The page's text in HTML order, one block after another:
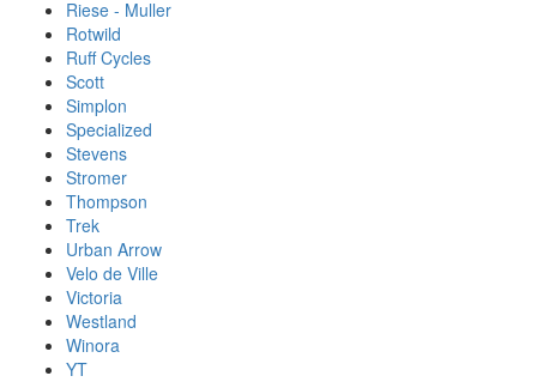
Riese - Muller
Rotwild
Ruff Cycles
Scott
Simplon
Specialized
Stevens
Stromer
Thompson
Trek
Urban Arrow
Velo de Ville
Victoria
Westland
Winora
YT